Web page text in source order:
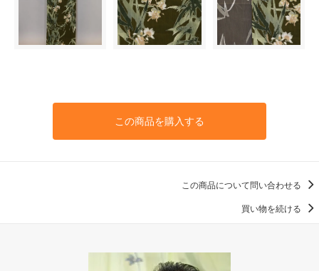
この商品を購入する
この商品について問い合わせる
買い物を続ける